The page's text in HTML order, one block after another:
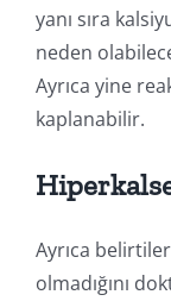
yanı sıra
neden
Ayrıca yine
kaplanabilir.
Ayrıca
olmadığını